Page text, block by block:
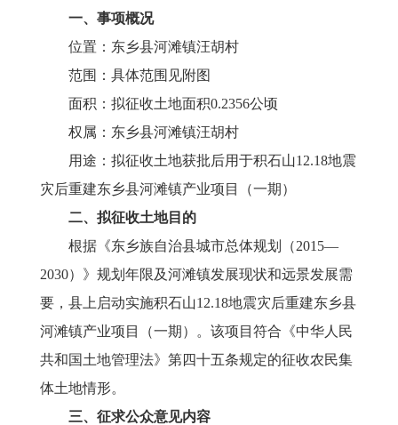
一、事项概况
位置：东乡县河滩镇汪胡村
范围：具体范围见附图
面积：拟征收土地面积0.2356公顷
权属：东乡县河滩镇汪胡村
用途：拟征收土地获批后用于积石山12.18地震
灾后重建东乡县河滩镇产业项目（一期）
二、拟征收土地目的
根据《东乡族自治县城市总体规划（2015—
2030）》规划年限及河滩镇发展现状和远景发展需
要，县上启动实施积石山12.18地震灾后重建东乡县
河滩镇产业项目（一期）。该项目符合《中华人民
共和国土地管理法》第四十五条规定的征收农民集
体土地情形。
三、征求公众意见内容